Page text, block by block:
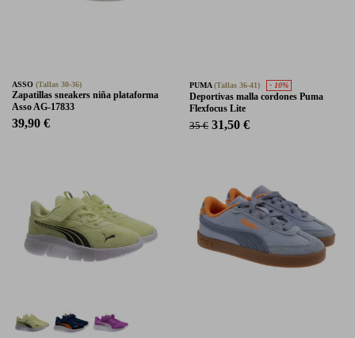
ASSO (Tallas 30-36)
Zapatillas sneakers niña plataforma
Asso AG-17833
39,90 €
PUMA(Tallas 36-41) - 10%
Deportivas malla cordones Puma
Flexfocus Lite
35 € 31,50 €